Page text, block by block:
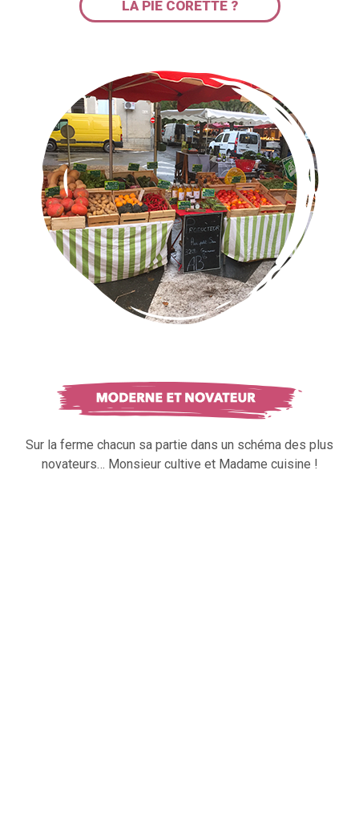
LA PIE CORETTE ?
Sur la ferme chacun sa partie dans un schéma des plus
novateurs… Monsieur cultive et Madame cuisine !